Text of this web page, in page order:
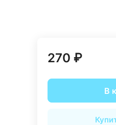
270 ₽
В